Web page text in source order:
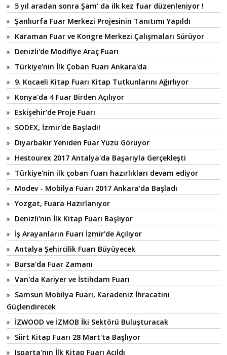
5 yıl aradan sonra Şam' da ilk kez fuar düzenleniyor !
Şanlıurfa Fuar Merkezi Projesinin Tanıtımı Yapıldı
Karaman Fuar ve Kongre Merkezi Çalışmaları Sürüyor
Denizli'de Modifiye Araç Fuarı
Türkiye'nin İlk Çoban Fuarı Ankara'da
9. Kocaeli Kitap Fuarı Kitap Tutkunlarını Ağırlıyor
Konya'da 4 Fuar Birden Açılıyor
Eskişehir'de Proje Fuarı
SODEX, İzmir'de Başladı!
Diyarbakır Yeniden Fuar Yüzü Görüyor
Hestourex 2017 Antalya'da Başarıyla Gerçekleşti
Türkiye'nin ilk çoban fuarı hazırlıkları devam ediyor
Modev - Mobilya Fuarı 2017 Ankara'da Başladı
Yozgat, Fuara Hazırlanıyor
Denizli'nin İlk Kitap Fuarı Başlıyor
İş Arayanların Fuarı İzmir'de Açılıyor
Antalya Şehircilik Fuarı Büyüyecek
Bursa'da Fuar Zamanı
Van'da Kariyer ve İstihdam Fuarı
Samsun Mobilya Fuarı, Karadeniz İhracatını
Güçlendirecek
İZWOOD ve İZMOB İki Sektörü Buluşturacak
Siirt Kitap Fuarı 28 Mart'ta Başlıyor
Isparta'nın İlk Kitap Fuarı Açıldı